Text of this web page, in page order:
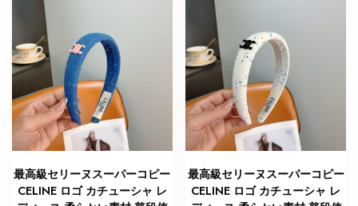
最高級セリーヌスーパーコピー
CELINE ロゴ カチューシャ レ
最高級セリーヌスーパーコピー
CELINE ロゴ カチューシャ レ